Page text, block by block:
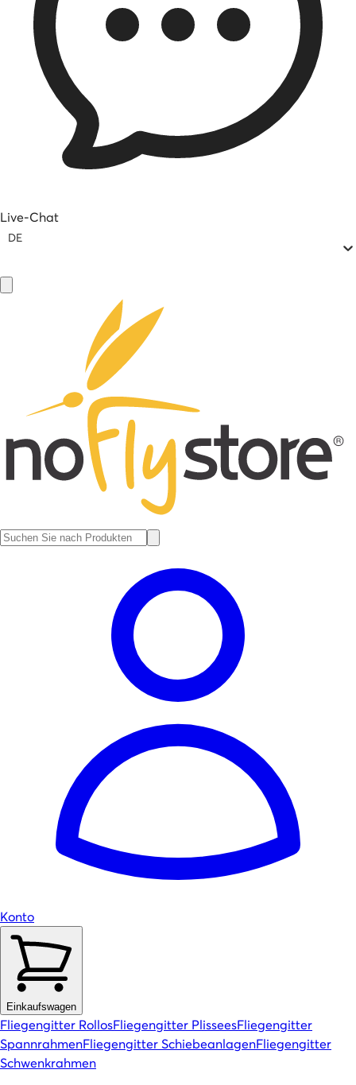
Live-Chat
DE
Konto
Einkaufswagen
Fliegengitter RollosFliegengitter PlisseesFliegengitter
SpannrahmenFliegengitter SchiebeanlagenFliegengitter
Schwenkrahmen